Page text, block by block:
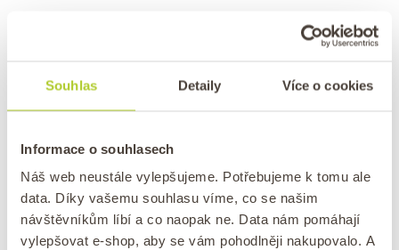
Souhlas Detaily Více o cookies
Informace o souhlasech
Náš web neustále vylepšujeme. Potřebujeme k tomu ale
data. Díky vašemu souhlasu víme, co se našim
návštěvníkům líbí a co naopak ne. Data nám pomáhají
vylepšovat e-shop, aby se vám pohodlněji nakupovalo. A